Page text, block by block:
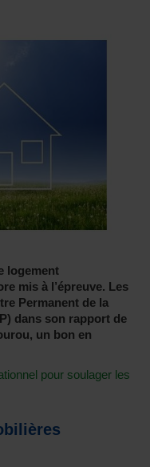
logement
mis à l’épreuve. Les
Permanent de la
dans son rapport de
un bon en
pour soulager les